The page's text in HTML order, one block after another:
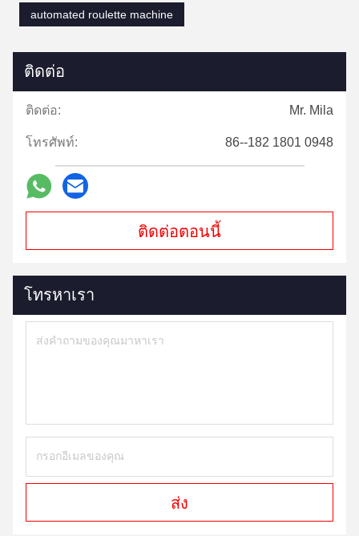
automated roulette machine
ติดต่อ
ติดต่อ: Mr. Mila
โทรศัพท์: 86--182 1801 0948
ติดต่อตอนนี้
โทรหาเรา
ส่ง